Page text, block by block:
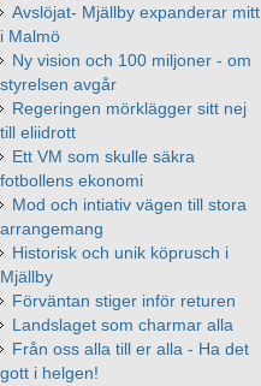
Avslöjat- Mjällby expanderar mitt
i Malmö
Ny vision och 100 miljoner - om
styrelsen avgår
Regeringen mörklägger sitt nej
till eliidrott
Ett VM som skulle säkra
fotbollens ekonomi
Mod och intiativ vägen till stora
arrangemang
Historisk och unik köprusch i
Mjällby
Förväntan stiger inför returen
Landslaget som charmar alla
Från oss alla till er alla - Ha det
gott i helgen!